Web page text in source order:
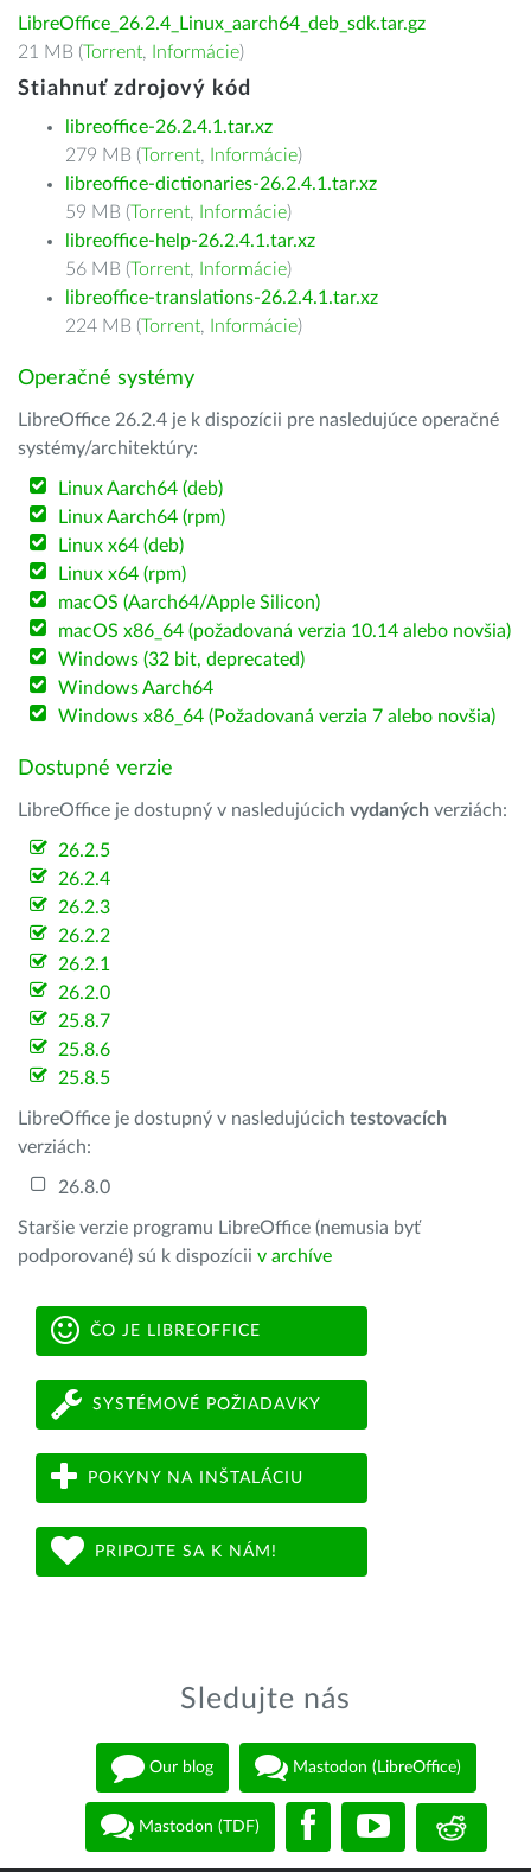
LibreOffice_26.2.4_Linux_aarch64_deb_sdk.tar.gz
21 MB (Torrent, Informácie)
Stiahnuť zdrojový kód
libreoffice-26.2.4.1.tar.xz
279 MB (Torrent, Informácie)
libreoffice-dictionaries-26.2.4.1.tar.xz
59 MB (Torrent, Informácie)
libreoffice-help-26.2.4.1.tar.xz
56 MB (Torrent, Informácie)
libreoffice-translations-26.2.4.1.tar.xz
224 MB (Torrent, Informácie)
Operačné systémy
LibreOffice 26.2.4 je k dispozícii pre nasledujúce operačné
systémy/architektúry:
Linux Aarch64 (deb)
Linux Aarch64 (rpm)
Linux x64 (deb)
Linux x64 (rpm)
macOS (Aarch64/Apple Silicon)
macOS x86_64 (požadovaná verzia 10.14 alebo novšia)
Windows (32 bit, deprecated)
Windows Aarch64
Windows x86_64 (Požadovaná verzia 7 alebo novšia)
Dostupné verzie
LibreOffice je dostupný v nasledujúcich vydaných verziách:
26.2.5
26.2.4
26.2.3
26.2.2
26.2.1
26.2.0
25.8.7
25.8.6
25.8.5
LibreOffice je dostupný v nasledujúcich testovacích
verziách:
26.8.0
Staršie verzie programu LibreOffice (nemusia byť
podporované) sú k dispozícii v archíve
ČO JE LIBREOFFICE
SYSTÉMOVÉ POŽIADAVKY
POKYNY NA INŠTALÁCIU
PRIPOJTE SA K NÁM!
Sledujte nás
Our blog Mastodon (LibreOffice)
Mastodon (TDF)